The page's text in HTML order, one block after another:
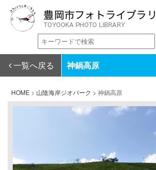
一覧へ戻る 神鍋高原
HOME > 山陰海岸ジオパーク > 神鍋高原